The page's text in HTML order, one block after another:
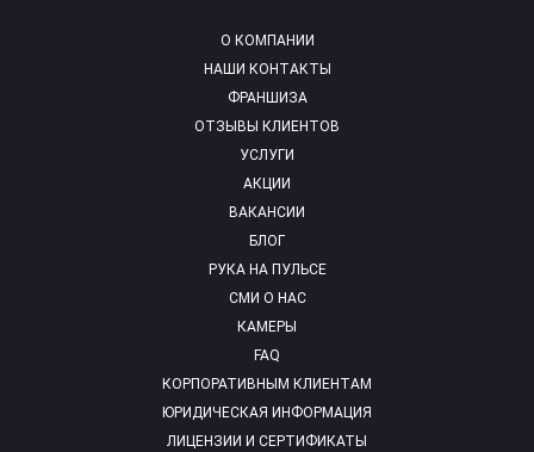
О КОМПАНИИ
НАШИ КОНТАКТЫ
ФРАНШИЗА
ОТЗЫВЫ КЛИЕНТОВ
УСЛУГИ
АКЦИИ
ВАКАНСИИ
БЛОГ
РУКА НА ПУЛЬСЕ
СМИ О НАС
КАМЕРЫ
FAQ
КОРПОРАТИВНЫМ КЛИЕНТАМ
ЮРИДИЧЕСКАЯ ИНФОРМАЦИЯ
ЛИЦЕНЗИИ И СЕРТИФИКАТЫ